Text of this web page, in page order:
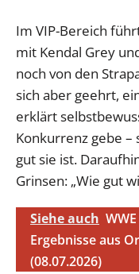
Im VIP-Bereich
mit Kendal Grey
noch von den
sich aber geehrt,
erklärt
Konkurrenz gebe –
gut sie ist.
Grinsen: „Wie gut
Siehe auch
Ergebnisse aus
(08.07.2026)